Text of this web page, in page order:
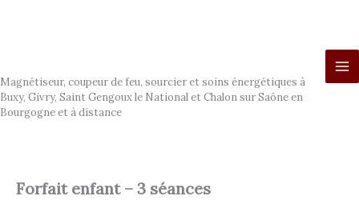
Magnétiseur, coupeur de feu, sourcier et soins énergétiques à
Buxy, Givry, Saint Gengoux le National et Chalon sur Saône en
Bourgogne et à distance
Forfait enfant – 3 séances